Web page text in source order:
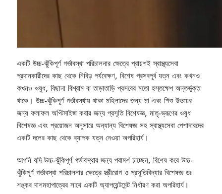
একটি উচ্চ-ঝুঁকিপূর্ণ গর্ভাবস্থা পরিচালনার ক্ষেত্রে প্রায়শই স্বাস্থ্যসেবা
প্রদানকারীদের কাছ থেকে নিবিড় পর্যবেক্ষণ, বিশেষ প্রসবপূর্ব যত্ন এবং কখনও
কখনও ওষুধ, বিছানা বিশ্রাম বা তাড়াতাড়ি প্রসবের মতো হস্তক্ষেপ অন্তর্ভুক্ত
থাকে। উচ্চ-ঝুঁকিপূর্ণ গর্ভাবস্থায় থাকা মহিলাদের জন্য মা এবং শিশু উভয়ের
জন্য ফলাফল অপ্টিমাইজ করার জন্য প্রসূতি বিশেষজ্ঞ, মাতৃ-ভ্রূণের ওষুধ
বিশেষজ্ঞ এবং প্রয়োজন অনুসারে অন্যান্য বিশেষজ্ঞ সহ স্বাস্থ্যসেবা পেশাদারদের
একটি দলের কাছ থেকে ব্যাপক যত্ন নেওয়া অপরিহার্য।
আপনি যদি উচ্চ-ঝুঁকিপূর্ণ গর্ভাবস্থার জন্য পরামর্শ চাচ্ছেন, বিশেষ করে উচ্চ-
ঝুঁকিপূর্ণ গর্ভাবস্থা পরিচালনার ক্ষেত্রে স্ত্রীরোগ ও প্রসূতিবিদ্যার বিশেষজ্ঞ ডঃ
শঙ্কর দাশমহাপাত্রের সাথে একটি অ্যাপয়েন্টমেন্ট নির্ধারণ করা অপরিহার্য।